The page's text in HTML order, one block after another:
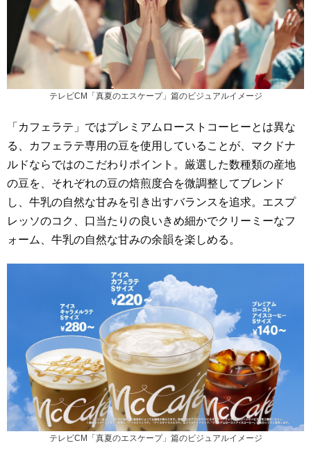
テレビCM「真夏のエスケープ」篇のビジュアルイメージ
「カフェラテ」ではプレミアムローストコーヒーとは異な
る、カフェラテ専用の豆を使用していることが、マクドナ
ルドならではのこだわりポイント。厳選した数種類の産地
の豆を、それぞれの豆の焙煎度合を微調整してブレンド
し、牛乳の自然な甘みを引き出すバランスを追求。エスプ
レッソのコク、口当たりの良いきめ細かでクリーミーなフ
ォーム、牛乳の自然な甘みの余韻を楽しめる。
テレビCM「真夏のエスケープ」篇のビジュアルイメージ